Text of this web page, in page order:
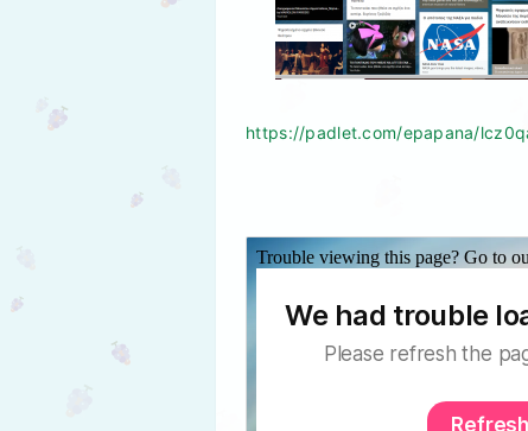
https://padlet.com/epapana/